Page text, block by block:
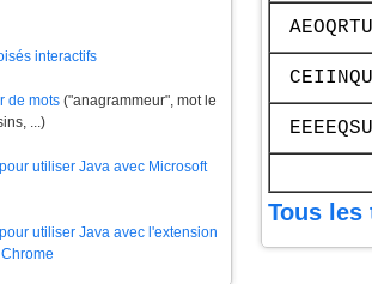
interactifs
de mots ("anagrammeur", mot le
...)
utiliser Java avec Microsoft
utiliser Java avec l'extension
Tous les